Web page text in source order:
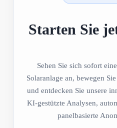
Starten Sie
Sehen Sie sich sofort
Solaranlage an, bewegen
und entdecken Sie unsere
KI-gestützte Analysen,
panelbasierte